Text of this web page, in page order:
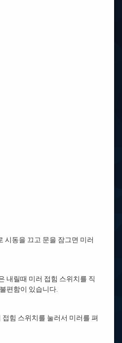
시동을 끄고 문을 잠그면 미러
내릴때 미러 접힘 스위치를 직
편함이 있습니다.
접힘 스위치를 눌러서 미러를 펴